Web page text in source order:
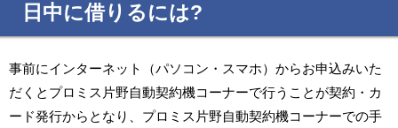
日中に借りるには?
事前にインターネット（パソコン・スマホ）からお申込みいた
だくとプロミス片野自動契約機コーナーで行うことが契約・カ
ード発行からとなり、プロミス片野自動契約機コーナーでの手